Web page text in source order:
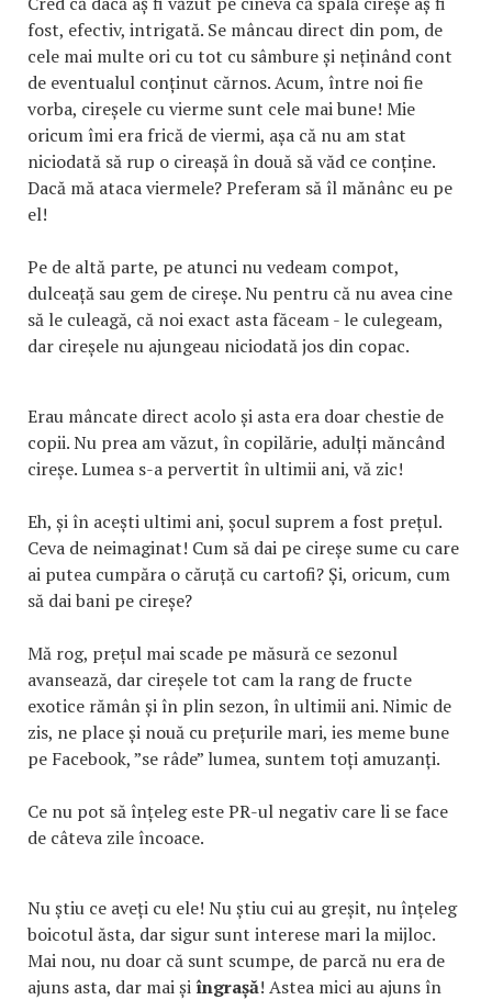
fost, efectiv, intrigată. Se mâncau direct din pom, de
cele mai multe ori cu tot cu sâmbure și neținând cont
de eventualul conținut cărnos. Acum, între noi fie
vorba, cireșele cu vierme sunt cele mai bune! Mie
oricum îmi era frică de viermi, așa că nu am stat
niciodată să rup o cireașă în două să văd ce conține.
Dacă mă ataca viermele? Preferam să îl mănânc eu pe
el!
Pe de altă parte, pe atunci nu vedeam compot,
dulceață sau gem de cireșe. Nu pentru că nu avea cine
să le culeagă, că noi exact asta făceam - le culegeam,
dar cireșele nu ajungeau niciodată jos din copac.
Erau mâncate direct acolo și asta era doar chestie de
copii. Nu prea am văzut, în copilărie, adulți măncând
cireșe. Lumea s-a pervertit în ultimii ani, vă zic!
Eh, și în acești ultimi ani, șocul suprem a fost prețul.
Ceva de neimaginat! Cum să dai pe cireșe sume cu care
ai putea cumpăra o căruță cu cartofi? Și, oricum, cum
să dai bani pe cireșe?
Mă rog, prețul mai scade pe măsură ce sezonul
avansează, dar cireșele tot cam la rang de fructe
exotice rămân și în plin sezon, în ultimii ani. Nimic de
zis, ne place și nouă cu prețurile mari, ies meme bune
pe Facebook, ”se râde” lumea, suntem toți amuzanți.
Ce nu pot să înțeleg este PR-ul negativ care li se face
de câteva zile încoace.
Nu știu ce aveți cu ele! Nu știu cui au greșit, nu înțeleg
boicotul ăsta, dar sigur sunt interese mari la mijloc.
Mai nou, nu doar că sunt scumpe, de parcă nu era de
ajuns asta, dar mai și îngrașă! Astea mici au ajuns în